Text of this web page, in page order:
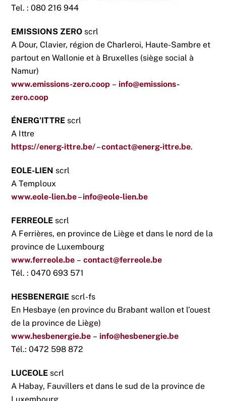
Tel. : 080 216 944
EMISSIONS ZERO scrl
A Dour, Clavier, région de Charleroi, Haute-Sambre et
partout en Wallonie et à Bruxelles (siège social à
Namur)
www.emissions-zero.coop – info@emissions-
zero.coop
ÉNERG’ITTRE scrl
A Ittre
https://energ-ittre.be/–contact@energ-ittre.be.
EOLE-LIEN scrl
A Temploux
www.eole-lien.be–info@eole-lien.be
FERREOLE scrl
A Ferrières, en province de Liège et dans le nord de la
province de Luxembourg
www.ferreole.be –contact@ferreole.be
Tél. : 0470 693 571
HESBENERGIE scrl-fs
En Hesbaye (en province du Brabant wallon et l’ouest
de la province de Liège)
www.hesbenergie.be – info@hesbenergie.be
Tél.: 0472 598 872
LUCEOLE scrl
A Habay, Fauvillers et dans le sud de la province de
Luxembourg